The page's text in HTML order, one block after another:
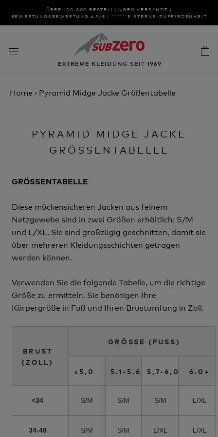
Inhalt
ÜBER 100.000 BESTELLUNGEN VERSANDT |
BEWERTUNGSBEWERTUNG 4,9/5 | ***** 5-STERNE-ZUFRIEDENHEIT
EXTREME KLEIDUNG SEIT 1969
Home › Pyramid Midge Jacke Größentabelle
PYRAMID MIDGE JACKE
GRÖSSENTABELLE
GRÖSSENTABELLE
Diese mückensicheren Jacken aus feinem
Netzgewebe sind in zwei Größen erhältlich: S/M
und L/XL. Sie sind großzügig geschnitten, damit sie
über mehreren Kleidungsschichten getragen
werden können.
Verwenden Sie die folgende Tabelle, um die richtige
Größe zu ermitteln. Sie benötigen Ihre
Körpergröße in Fuß und Ihren Brustumfang in Zoll.
BRUST
(ZOLL)
GRÖSSE (FUSS)
<5,0 5.1-5.6 5,7-6,0 6.0+
<34 S/M S/M S/M L/XL
34-48 S/M S/M L/XL L/XL